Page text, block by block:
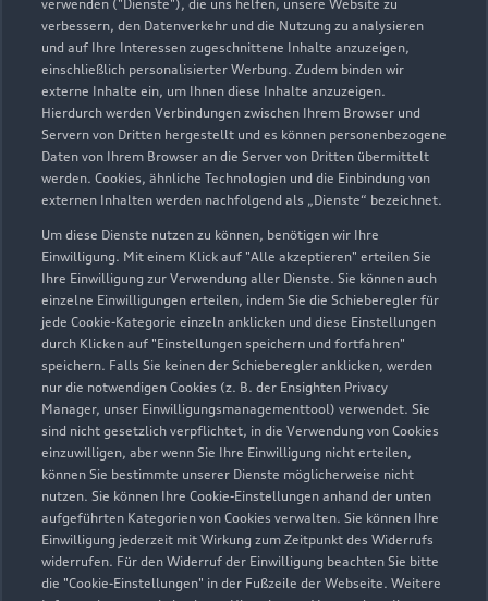
verwenden ("Dienste"), die uns helfen, unsere Website zu
verbessern, den Datenverkehr und die Nutzung zu analysieren
und auf Ihre Interessen zugeschnittene Inhalte anzuzeigen,
einschließlich personalisierter Werbung. Zudem binden wir
externe Inhalte ein, um Ihnen diese Inhalte anzuzeigen.
Hierdurch werden Verbindungen zwischen Ihrem Browser und
Servern von Dritten hergestellt und es können personenbezogene
Daten von Ihrem Browser an die Server von Dritten übermittelt
werden. Cookies, ähnliche Technologien und die Einbindung von
externen Inhalten werden nachfolgend als „Dienste“ bezeichnet.
Um diese Dienste nutzen zu können, benötigen wir Ihre
Einwilligung. Mit einem Klick auf "Alle akzeptieren" erteilen Sie
Ihre Einwilligung zur Verwendung aller Dienste. Sie können auch
einzelne Einwilligungen erteilen, indem Sie die Schieberegler für
jede Cookie-Kategorie einzeln anklicken und diese Einstellungen
durch Klicken auf "Einstellungen speichern und fortfahren"
speichern. Falls Sie keinen der Schieberegler anklicken, werden
nur die notwendigen Cookies (z. B. der Ensighten Privacy
Manager, unser Einwilligungsmanagementtool) verwendet. Sie
sind nicht gesetzlich verpflichtet, in die Verwendung von Cookies
einzuwilligen, aber wenn Sie Ihre Einwilligung nicht erteilen,
können Sie bestimmte unserer Dienste möglicherweise nicht
nutzen. Sie können Ihre Cookie-Einstellungen anhand der unten
aufgeführten Kategorien von Cookies verwalten. Sie können Ihre
Einwilligung jederzeit mit Wirkung zum Zeitpunkt des Widerrufs
widerrufen. Für den Widerruf der Einwilligung beachten Sie bitte
die "Cookie-Einstellungen" in der Fußzeile der Webseite. Weitere
Brückenstraße 6
07743 Jena-Zwätzen
03641 485130
info.audi@fischer-jena.de
Kontaktdaten herunterladen
Öffnungszeiten